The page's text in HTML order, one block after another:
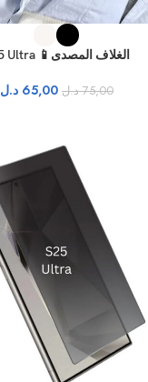
الغلاف المصدى📱 S25 Ultra
75,00 د.ل 65,00 د.ل